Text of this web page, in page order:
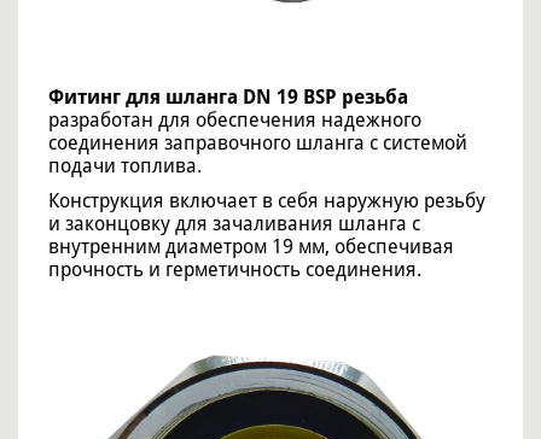
Фитинг для шланга DN 19 BSP резьба
разработан для обеспечения надежного
соединения заправочного шланга с системой
подачи топлива.
Конструкция включает в себя наружную резьбу
и законцовку для зачаливания шланга с
внутренним диаметром 19 мм, обеспечивая
прочность и герметичность соединения.